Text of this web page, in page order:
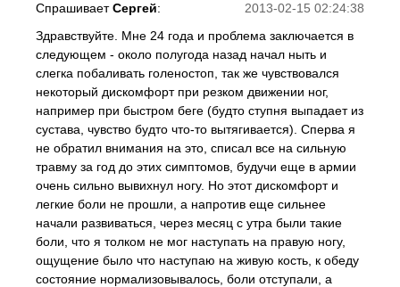
2013-02-15 02:24:38
СпрашиваетСергей:
Здравствуйте. Мне 24 года и проблема заключается в
следующем - около полугода назад начал ныть и
слегка побаливать голеностоп, так же чувствовался
некоторый дискомфорт при резком движении ног,
например при быстром беге (будто ступня выпадает из
сустава, чувство будто что-то вытягивается). Сперва я
не обратил внимания на это, списал все на сильную
травму за год до этих симптомов, будучи еще в армии
очень сильно вывихнул ногу. Но этот дискомфорт и
легкие боли не прошли, а напротив еще сильнее
начали развиваться, через месяц с утра были такие
боли, что я толком не мог наступать на правую ногу,
ощущение было что наступаю на живую кость, к обеду
состояние нормализовывалось, боли отступали, а